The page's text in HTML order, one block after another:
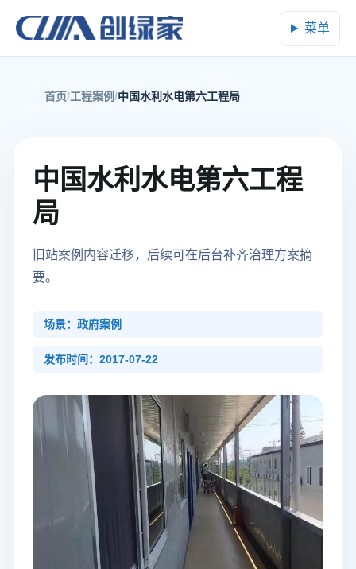
菜单
首页 工程案例 中国水利水电第六工程局
中国水利水电第六工程
局
旧站案例内容迁移，后续可在后台补齐治理方案摘
要。
场景：政府案例
发布时间：2017-07-22